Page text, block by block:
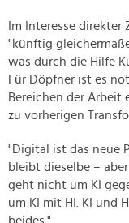
Im Interesse
"künftig
was durch die Hilfe
Für Döpfner ist es
Bereichen der Arbeit
zu vorherigen
"Digital ist das neue
bleibt dieselbe –
geht nicht um KI
um KI mit HI. KI und